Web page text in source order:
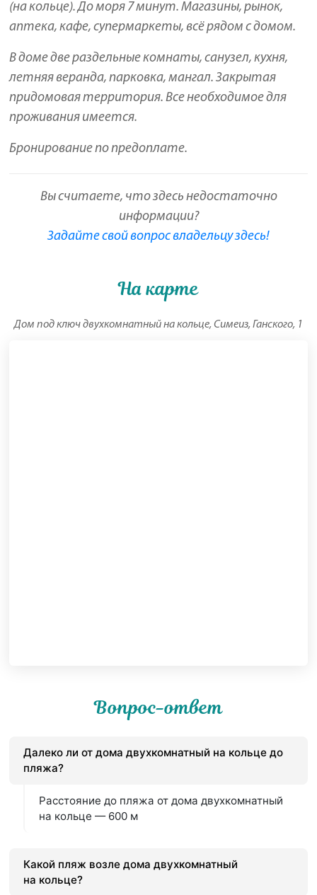
(на кольце). До моря 7 минут. Магазины, рынок,
аптека, кафе, супермаркеты, всё рядом с домом.
В доме две раздельные комнаты, санузел, кухня,
летняя веранда, парковка, мангал. Закрытая
придомовая территория. Все необходимое для
проживания имеется.
Бронирование по предоплате.
Вы считаете, что здесь недостаточно
информации?
Задайте свой вопрос владельцу здесь!
На карте
Дом под ключ двухкомнатный на кольце, Симеиз, Ганского, 1
Вопрос-ответ
Далеко ли от дома двухкомнатный на кольце до
пляжа?
Расстояние до пляжа от дома двухкомнатный
на кольце — 600 м
Какой пляж возле дома двухкомнатный
на кольце?